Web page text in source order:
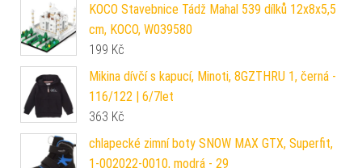
KOCO Stavebnice Tádž Mahal 539 dílků 12x8x5,5
cm, KOCO, W039580
199 Kč
Mikina dívčí s kapucí, Minoti, 8GZTHRU 1, černá -
116/122 | 6/7let
363 Kč
chlapecké zimní boty SNOW MAX GTX, Superfit,
1-002022-0010, modrá - 29